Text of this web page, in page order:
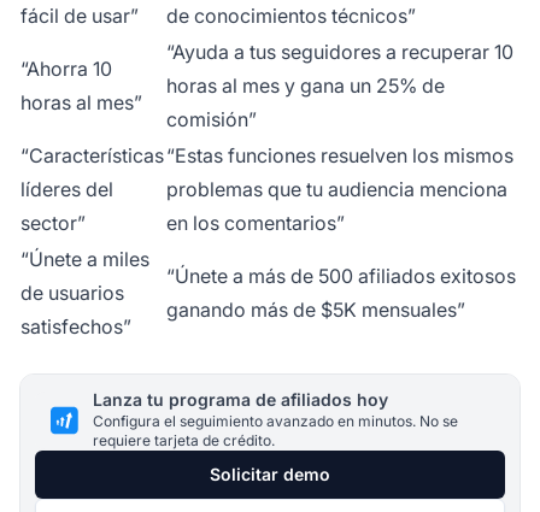
fácil de usar”
de conocimientos técnicos”
“Ahorra 10
horas al mes”
“Ayuda a tus seguidores a recuperar 10
horas al mes y gana un 25% de
comisión”
“Características
líderes del
sector”
“Estas funciones resuelven los mismos
problemas que tu audiencia menciona
en los comentarios”
“Únete a miles
de usuarios
satisfechos”
“Únete a más de 500 afiliados exitosos
ganando más de $5K mensuales”
Lanza tu programa de afiliados hoy
Configura el seguimiento avanzado en minutos. No se
requiere tarjeta de crédito.
Solicitar demo